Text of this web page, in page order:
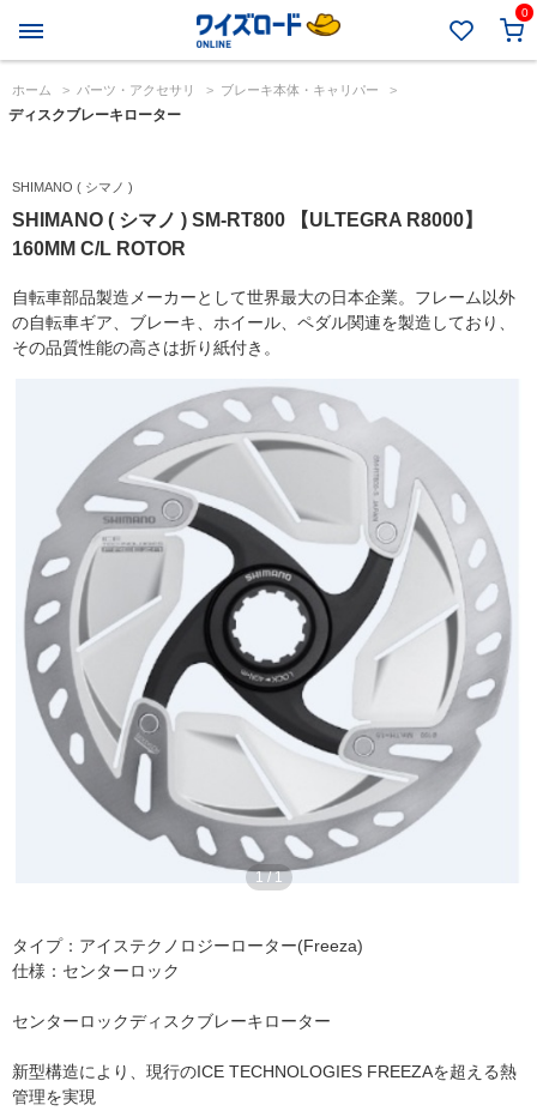
0
ホーム > パーツ・アクセサリ > ブレーキ本体・キャリパー >
ディスクブレーキローター
SHIMANO ( シマノ )
SHIMANO ( シマノ ) SM-RT800 【ULTEGRA R8000】
160MM C/L ROTOR
自転車部品製造メーカーとして世界最大の日本企業。フレーム以外
の自転車ギア、ブレーキ、ホイール、ペダル関連を製造しており、
その品質性能の高さは折り紙付き。
1/1
タイプ：アイステクノロジーローター(Freeza)
仕様：センターロック
センターロックディスクブレーキローター
新型構造により、現行のICE TECHNOLOGIES FREEZAを超える熱
管理を実現